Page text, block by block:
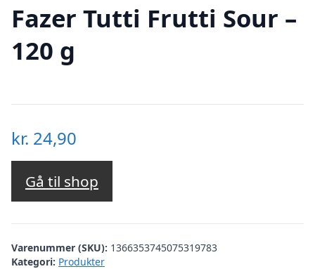
Fazer Tutti Frutti Sour –
120 g
kr. 24,90
Gå til shop
Varenummer (SKU): 1366353745075319783
Kategori: Produkter